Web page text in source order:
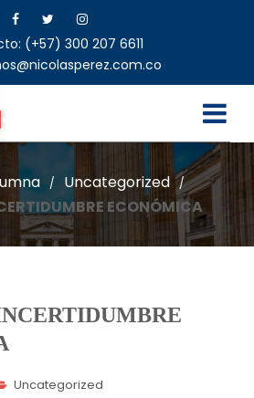
(+57) 300 207 6611
/ Uncategorized /
ECONÓMICA
Uncategorized